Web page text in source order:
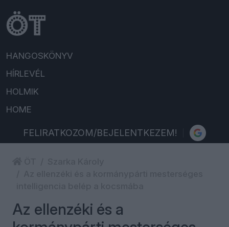
HANGOSKÖNYV
HÍRLEVÉL
HOLMIK
HOME
FELIRATKOZOM/BEJELENTKEZEM!
Az ellenzéki és a